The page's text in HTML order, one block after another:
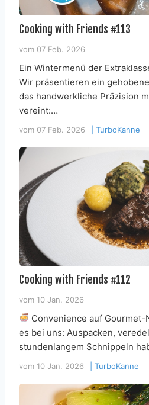
Cooking with Friends #113
vom 07 Feb. 2026
Ein Wintermenü der
Wir präsentieren ein
das handwerkliche Präzision
vereint:…
vom 07 Feb. 2026 TurboKanne
Cooking with Friends #112
vom 10 Jan. 2026
Convenience auf Gourmet-
es bei uns: Auspacken,
stundenlangem Schnippeln
vom 10 Jan. 2026 TurboKanne